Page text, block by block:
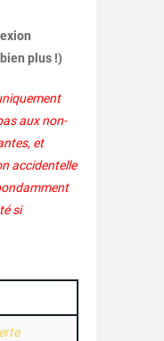
plus !)
aux non-
et
accidentelle
si